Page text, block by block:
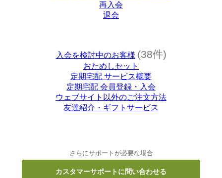
再入会
退会
入会を検討中のお客様 (38件)
おためしセット
定期宅配 サービス概要
定期宅配 会員登録・入会
ウェブサイト以外のご注文方法
友達紹介・ギフトサービス